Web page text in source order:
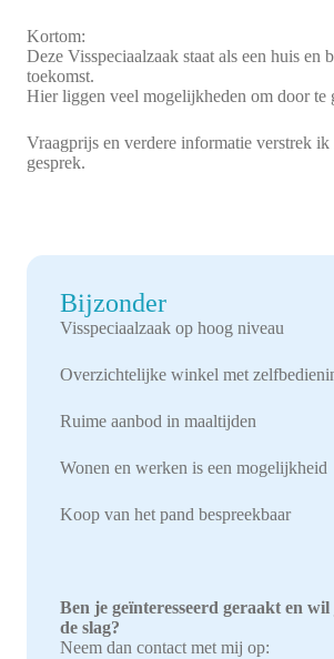
Kortom:
Deze Visspeciaalzaak staat als een huis en
toekomst.
Hier liggen veel mogelijkheden om door te
Vraagprijs en verdere informatie verstrek
gesprek.
Bijzonder
Visspeciaalzaak op hoog niveau
Overzichtelijke winkel met
Ruime aanbod in maaltijden
Wonen en werken is een mogelijkheid
Koop van het pand bespreekbaar
Ben je geïnteresseerd geraakt en
de slag?
Neem dan contact met mij op: